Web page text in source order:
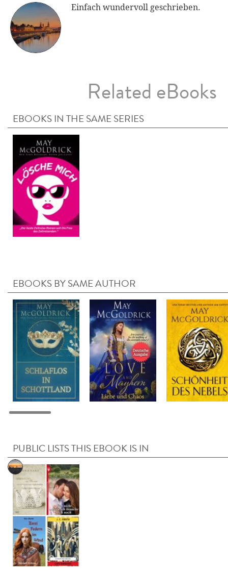
Einfach wundervoll geschrieben.
Related eBooks
EBOOKS IN THE SAME SERIES
EBOOKS BY SAME AUTHOR
PUBLIC LISTS THIS EBOOK IS IN